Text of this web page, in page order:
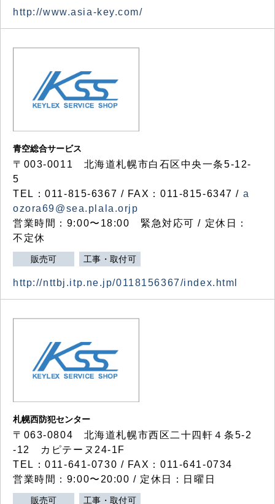
http://www.asia-key.com/
青空総合サービス
〒003-0011 北海道札幌市白石区中央一条5-12-
5
TEL：011-815-6367 / FAX：011-815-6347 / a
ozora69@sea.plala.orjp
営業時間：9:00〜18:00 緊急対応可 / 定休日：
不定休
販売可 工事・取付可
http://nttbj.itp.ne.jp/0118156367/index.html
札幌西防犯センター
〒063-0804 北海道札幌市西区二十四軒４条5-2
-12 カピテーヌ24-1F
TEL：011-641-0730 / FAX：011-641-0734
営業時間：9:00〜20:00 / 定休日：日曜日
販売可 工事・取付可